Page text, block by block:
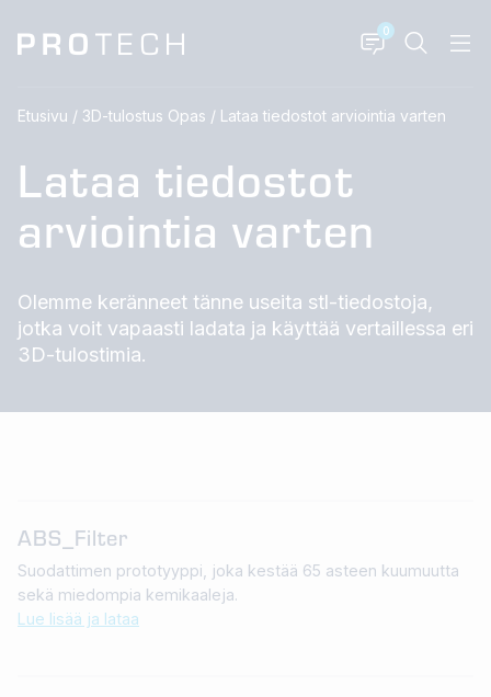
0
Etusivu / 3D-tulostus Opas / Lataa tiedostot arviointia varten
Lataa tiedostot
arviointia varten
Olemme keränneet tänne useita stl-tiedostoja,
jotka voit vapaasti ladata ja käyttää vertaillessa eri
3D-tulostimia.
ABS_Filter
Suodattimen prototyyppi, joka kestää 65 asteen kuumuutta
sekä miedompia kemikaaleja.
Lue lisää ja lataa